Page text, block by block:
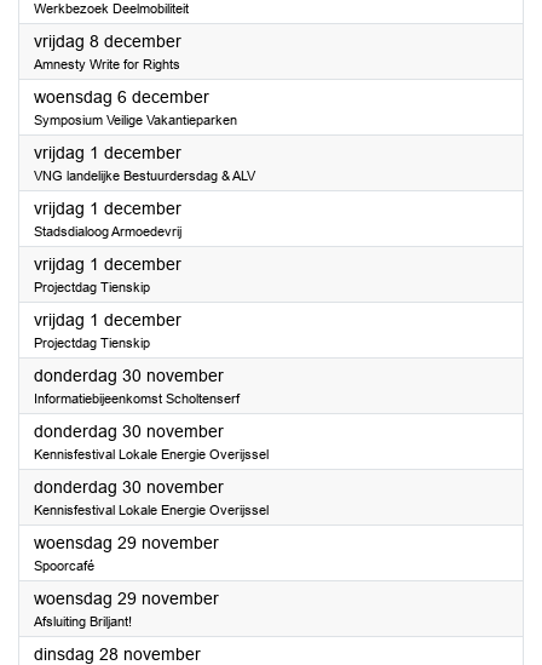
Werkbezoek Deelmobiliteit
vrijdag 8 december2023
Amnesty Write for Rights
woensdag 6 december2023
Symposium Veilige Vakantieparken
vrijdag 1 december2023
VNG landelijke Bestuurdersdag & ALV
vrijdag 1 december2023
Stadsdialoog Armoedevrij
vrijdag 1 december2023
Projectdag Tienskip
vrijdag 1 december2023
Projectdag Tienskip
donderdag 30 november2023
Informatiebijeenkomst Scholtenserf
donderdag 30 november2023
Kennisfestival Lokale Energie Overijssel
donderdag 30 november2023
Kennisfestival Lokale Energie Overijssel
woensdag 29 november2023
Spoorcafé
woensdag 29 november2023
Afsluiting Briljant!
dinsdag 28 november2023